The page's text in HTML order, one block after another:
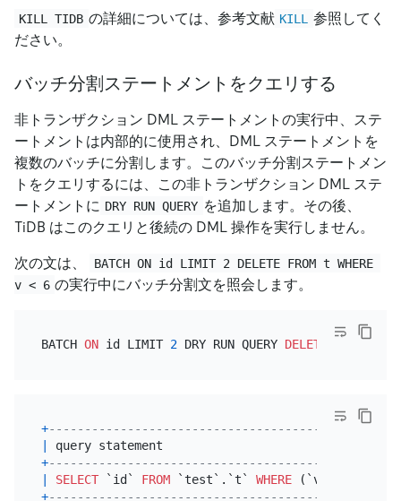
KILL TIDB の詳細については、参考文献 KILL
参照してく
ださい。
バッチ分割ステートメントをクエリする
非トランザクション DML ステートメントの実行中、ステ
ートメントは内部的に使用され、DML ステートメントを
複数のバッチに分割します。このバッチ分割ステートメン
トをクエリするには、この非トランザクション DML ステ
ートメントに DRY RUN QUERY を追加します。その後、
TiDB はこのクエリと後続の DML 操作を実行しません。
次の文は、
BATCH ON id LIMIT 2 DELETE FROM t WHERE
v < 6 の実行中にバッチ分割文を照会します。
BATCH ON id LIMIT 2 DRY RUN QUERY DELETE FROM t
+
query
+
SELECT `id` FROM `test`.`t` WHERE (`v`
+